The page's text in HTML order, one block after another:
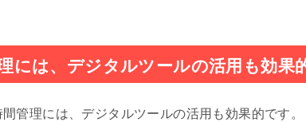
には、デジタルツールの活用も効果
管理には、デジタルツールの活用も効果的です。